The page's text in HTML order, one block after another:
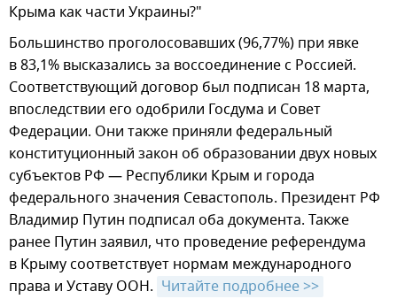
Крыма как части Украины?"
Большинство проголосовавших (96,77%) при явке
в 83,1% высказались за воссоединение с Россией.
Соответствующий договор был подписан 18 марта,
впоследствии его одобрили Госдума и Совет
Федерации. Они также приняли федеральный
конституционный закон об образовании двух новых
субъектов РФ — Республики Крым и города
федерального значения Севастополь. Президент РФ
Владимир Путин подписал оба документа. Также
ранее Путин заявил, что проведение референдума
в Крыму соответствует нормам международного
права и Уставу ООН. Читайте подробнее >>